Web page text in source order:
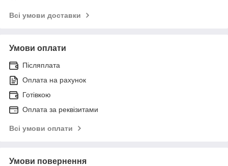
Всі умови доставки
Умови оплати
Післяплата
Оплата на рахунок
Готівкою
Оплата за реквізитами
Всі умови оплати
Умови повернення